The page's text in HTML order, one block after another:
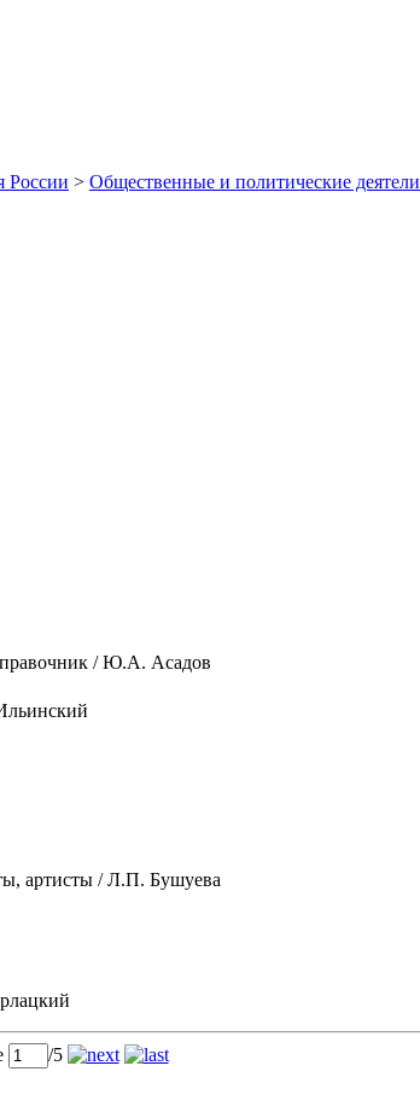
России > Общественные и политические деятели
/ Ю.А. Асадов
артисты / Л.П. Бушуева
/5